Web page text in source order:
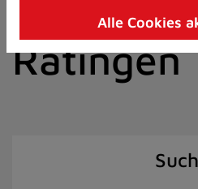
I)
der Stadt
Ratingen
Alle Cookies